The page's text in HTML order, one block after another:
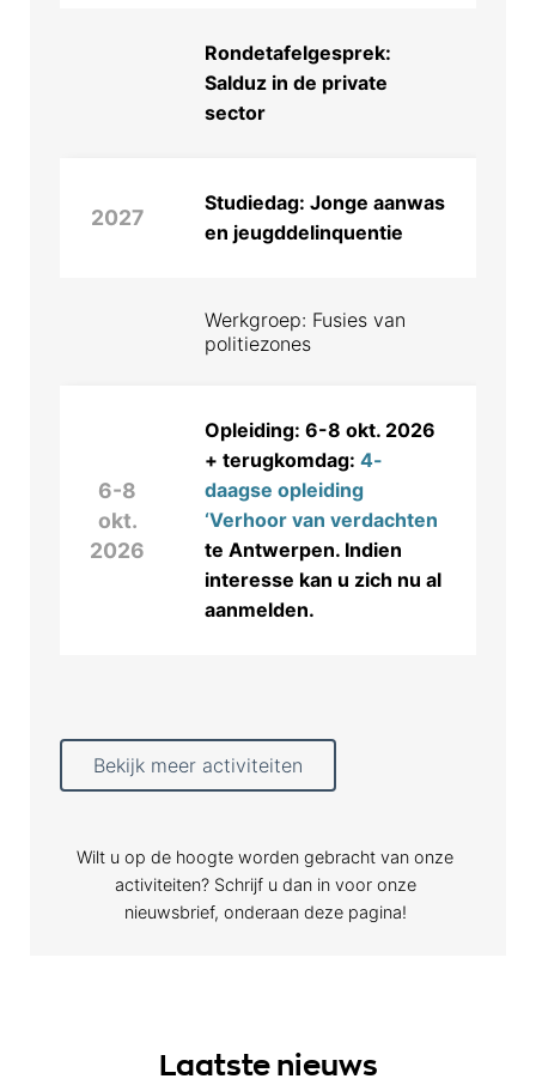
Rondetafelgesprek:
Salduz in de private
sector
2027
Studiedag: Jonge aanwas
en jeugddelinquentie
Werkgroep: Fusies van
politiezones
6-8
okt.
2026
Opleiding: 6-8 okt. 2026
+ terugkomdag: 4-
daagse opleiding
‘Verhoor van verdachten
te Antwerpen. Indien
interesse kan u zich nu al
aanmelden.
Bekijk meer activiteiten
Wilt u op de hoogte worden gebracht van onze
activiteiten? Schrijf u dan in voor onze
nieuwsbrief, onderaan deze pagina!
Laatste nieuws